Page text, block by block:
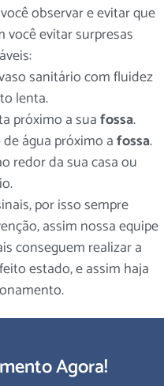
observar e evitar que
você evitar surpresas
sanitário com fluidez
lenta.
próximo a suafossa.
água próximo afossa.
redor da sua casa ou
por isso sempre
assim nossa equipe
conseguem realizar a
estado, e assim haja
Agora!